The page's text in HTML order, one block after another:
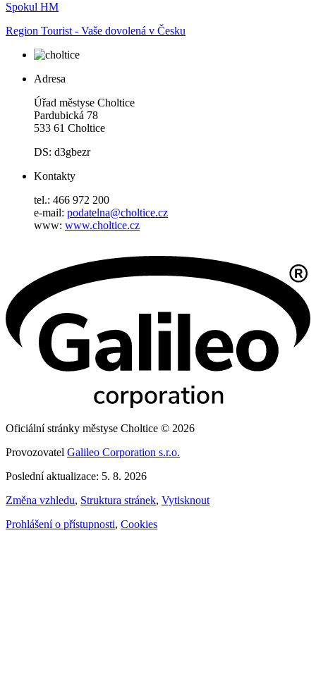
Spokul HM
Region Tourist - Vaše dovolená v Česku
Adresa
Úřad městyse Choltice
Pardubická 78
533 61 Choltice
DS: d3gbezr
Kontakty
tel.: 466 972 200
e-mail: podatelna@choltice.cz
www: www.choltice.cz
Oficiální stránky městyse Choltice © 2026
Provozovatel Galileo Corporation s.r.o.
Poslední aktualizace: 5. 8. 2026
Změna vzhledu, Struktura stránek, Vytisknout
Prohlášení o přístupnosti, Cookies